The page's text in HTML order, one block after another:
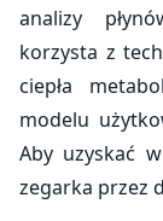
analizy
korzysta z
ciepła
modelu
Aby uzyskać
zegarka przez